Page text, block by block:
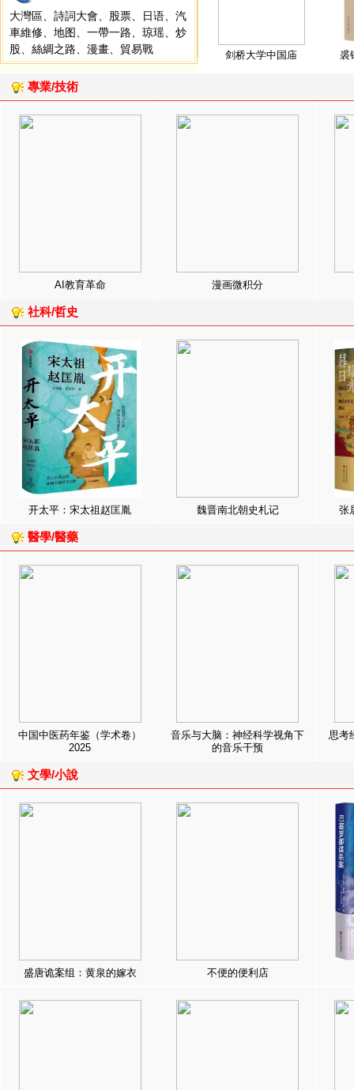
大灣區
詩詞大會 股票 日语
汽
車維修
地图 一帶一路 琼瑶
炒
股
絲綢之路 漫畫 貿易戰 剑桥大学中国庙 裘
專業/技術
AI教育革命 漫画微积分
社科/哲史
开太平：宋太祖赵匡胤 魏晋南北朝史札记 张
醫學/醫藥
中国中医药年鉴（学术卷）
2025
音乐与大脑：神经科学视角下
的音乐干预
思考
文學/小說
盛唐诡案组：黄泉的嫁衣 不便的便利店